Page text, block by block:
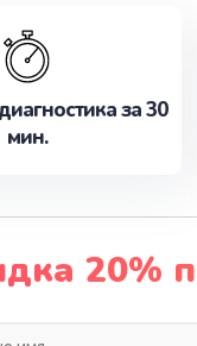
за 30
мин.
20%